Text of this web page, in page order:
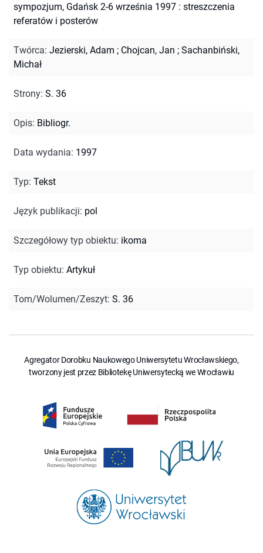
sympozjum, Gdańsk 2-6 września 1997 : streszczenia
referatów i posterów
Twórca: Jezierski, Adam ; Chojcan, Jan ; Sachanbiński,
Michał
Strony: S. 36
Opis: Bibliogr.
Data wydania: 1997
Typ: Tekst
Język publikacji: pol
Szczegółowy typ obiektu: ikoma
Typ obiektu: Artykuł
Tom/Wolumen/Zeszyt: S. 36
Agregator Dorobku Naukowego Uniwersytetu Wrocławskiego,
tworzony jest przez Bibliotekę Uniwersytecką we Wrocławiu